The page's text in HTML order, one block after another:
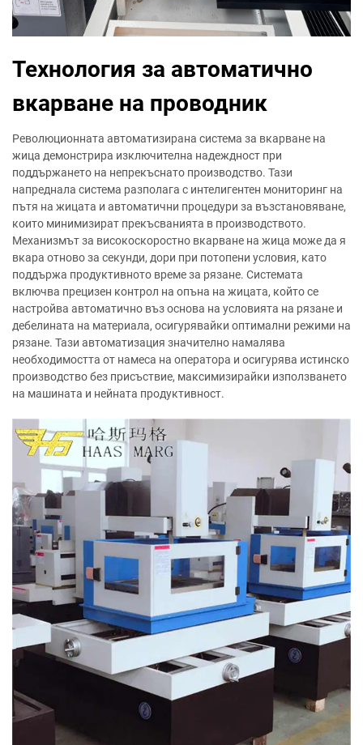
Технология за автоматично
вкарване на проводник
Революционната автоматизирана система за вкарване на
жица демонстрира изключителна надеждност при
поддържането на непрекъснато производство. Тази
напреднала система разполага с интелигентен мониторинг на
пътя на жицата и автоматични процедури за възстановяване,
които минимизират прекъсванията в производството.
Механизмът за високоскоростно вкарване на жица може да я
вкара отново за секунди, дори при потопени условия, като
поддържа продуктивното време за рязане. Системата
включва прецизен контрол на опъна на жицата, който се
настройва автоматично въз основа на условията на рязане и
дебелината на материала, осигурявайки оптимални режими на
рязане. Тази автоматизация значително намалява
необходимостта от намеса на оператора и осигурява истинско
производство без присъствие, максимизирайки използването
на машината и нейната продуктивност.